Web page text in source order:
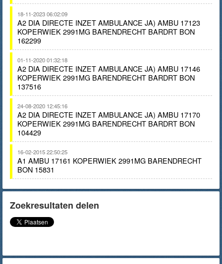
18-11-2023 06:02:09
A2 DIA DIRECTE INZET AMBULANCE JA) AMBU 17123
KOPERWIEK 2991MG BARENDRECHT BARDRT BON
162299
01-11-2020 01:32:18
A2 DIA DIRECTE INZET AMBULANCE JA) AMBU 17146
KOPERWIEK 2991MG BARENDRECHT BARDRT BON
137516
24-08-2020 12:45:16
A2 DIA DIRECTE INZET AMBULANCE JA) AMBU 17170
KOPERWIEK 2991MG BARENDRECHT BARDRT BON
104429
16-02-2015 22:50:25
A1 AMBU 17161 KOPERWIEK 2991MG BARENDRECHT
BON 15831
Zoekresultaten delen